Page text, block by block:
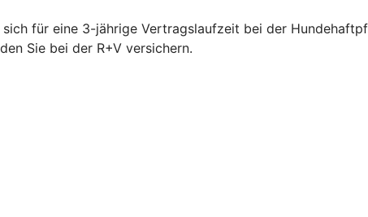
für eine 3-jährige Vertragslaufzeit bei der
Sie bei der R+V versichern.